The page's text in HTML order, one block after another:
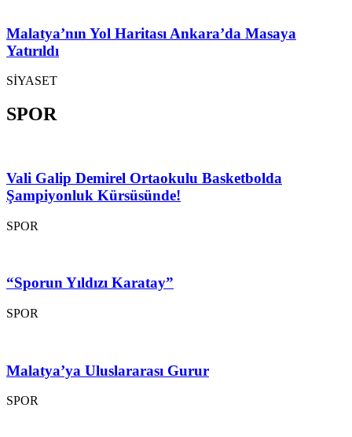
Malatya’nın Yol Haritası Ankara’da Masaya
Yatırıldı
SİYASET
SPOR
Vali Galip Demirel Ortaokulu Basketbolda
Şampiyonluk Kürsüsünde!
SPOR
“Sporun Yıldızı Karatay”
SPOR
Malatya’ya Uluslararası Gurur
SPOR